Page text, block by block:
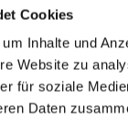
Cookies
Inhalte und
Website zu
für soziale
Daten